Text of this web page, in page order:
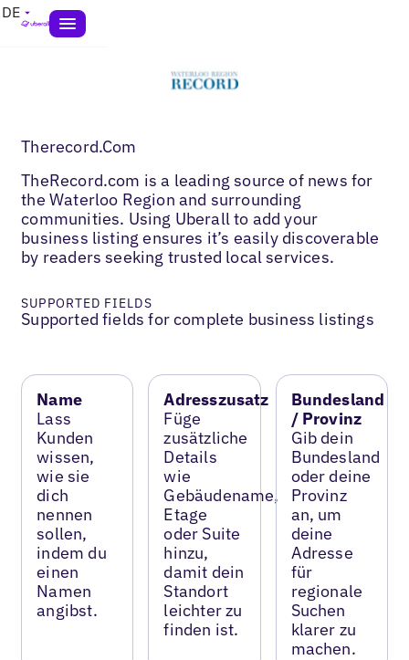
DE
Therecord.Com
TheRecord.com is a leading source of news for
the Waterloo Region and surrounding
communities. Using Uberall to add your
business listing ensures it’s easily discoverable
by readers seeking trusted local services.
SUPPORTED FIELDS
Supported fields for complete business listings
Name
Lass
Kunden
wissen,
wie sie
dich
nennen
sollen,
indem du
einen
Namen
angibst.
Adresszusatz
Füge
zusätzliche
Details
wie
Gebäudename,
Etage
oder Suite
hinzu,
damit dein
Standort
leichter zu
finden ist.
Bundesland
/ Provinz
Gib dein
Bundesland
oder deine
Provinz
an, um
deine
Adresse
für
regionale
Suchen
klarer zu
machen.